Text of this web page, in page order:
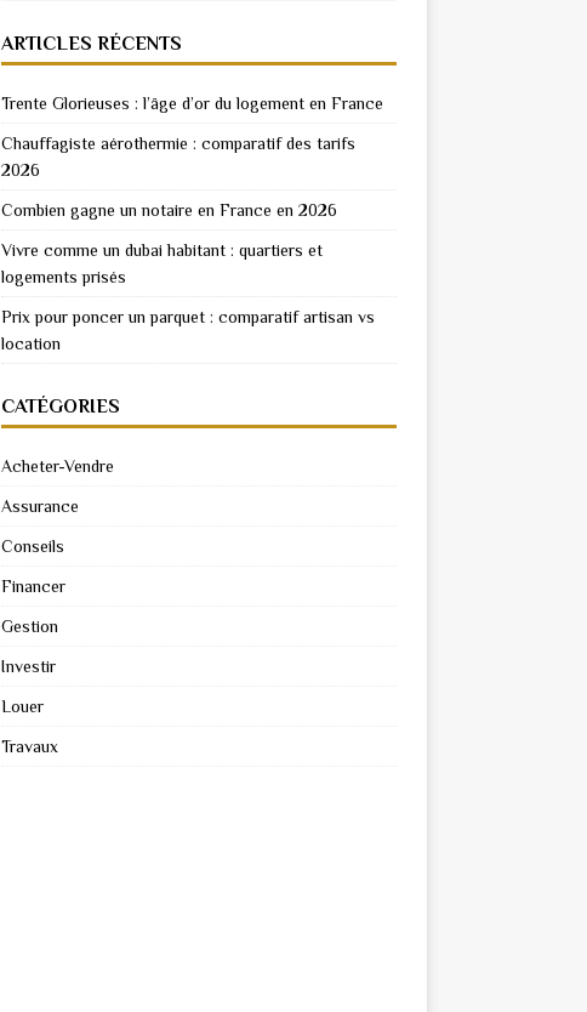
ARTICLES RÉCENTS
Trente Glorieuses : l’âge d’or du logement en France
Chauffagiste aérothermie : comparatif des tarifs
2026
Combien gagne un notaire en France en 2026
Vivre comme un dubai habitant : quartiers et
logements prisés
Prix pour poncer un parquet : comparatif artisan vs
location
CATÉGORIES
Acheter-Vendre
Assurance
Conseils
Financer
Gestion
Investir
Louer
Travaux